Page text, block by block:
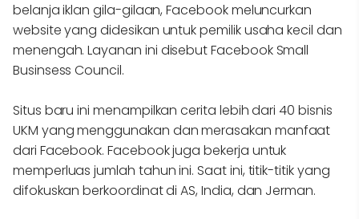
belanja iklan gila-gilaan, Facebook meluncurkan
website yang didesikan untuk pemilik usaha kecil dan
menengah. Layanan ini disebut Facebook Small
Businsess Council.
Situs baru ini menampilkan cerita lebih dari 40 bisnis
UKM yang menggunakan dan merasakan manfaat
dari Facebook. Facebook juga bekerja untuk
memperluas jumlah tahun ini. Saat ini, titik-titik yang
difokuskan berkoordinat di AS, India, dan Jerman.